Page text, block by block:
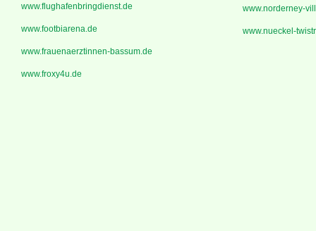
www.flughafenbringdienst.de
www.footbiarena.de
www.frauenaerztinnen-bassum.de
www.froxy4u.de
www.norderney-
www.nueckel-